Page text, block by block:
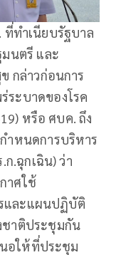
ที่ทำเนียบรัฐบาล
นตรี และ
กล่าวก่อนการ
ะบาดของโรค
หรือ ศบค. ถึง
ำหนดการบริหาร
.ฉุกเฉิน) ว่า
าศใช้
และแผนปฏิบัติ
ชาติประชุมกัน
อให้ที่ประชุม